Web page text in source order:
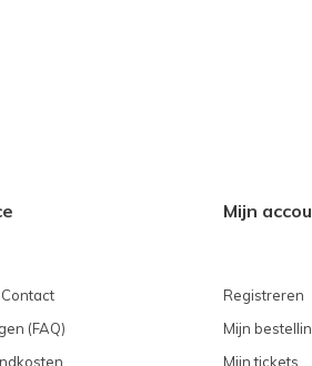
(FAQ)
Mijn
Registreren
Mijn
Mijn tickets